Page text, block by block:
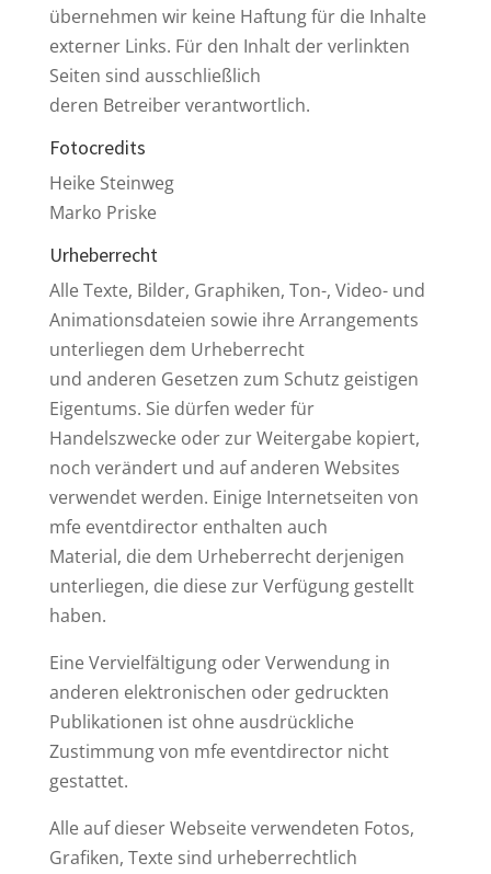
übernehmen wir keine Haftung für die Inhalte
externer Links. Für den Inhalt der verlinkten
Seiten sind ausschließlich
deren Betreiber verantwortlich.
Fotocredits
Heike Steinweg
Marko Priske
Urheberrecht
Alle Texte, Bilder, Graphiken, Ton-, Video- und
Animationsdateien sowie ihre Arrangements
unterliegen dem Urheberrecht
und anderen Gesetzen zum Schutz geistigen
Eigentums. Sie dürfen weder für
Handelszwecke oder zur Weitergabe kopiert,
noch verändert und auf anderen Websites
verwendet werden. Einige Internetseiten von
mfe eventdirector enthalten auch
Material, die dem Urheberrecht derjenigen
unterliegen, die diese zur Verfügung gestellt
haben.
Eine Vervielfältigung oder Verwendung in
anderen elektronischen oder gedruckten
Publikationen ist ohne ausdrückliche
Zustimmung von mfe eventdirector nicht
gestattet.
Alle auf dieser Webseite verwendeten Fotos,
Grafiken, Texte sind urheberrechtlich